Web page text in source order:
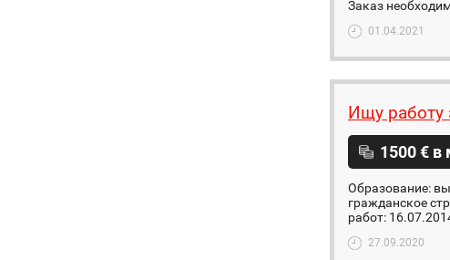
Заказ
01.04.2021
Ищу работу
1500 € в
Образование:
гражданское
работ:
27.09.2020